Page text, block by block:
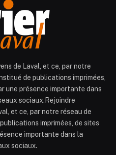
de Laval, et ce, par notre
de publications imprimées,
une présence importante dans
sociaux.Rejoindre
et ce, par notre réseau de
imprimées, de sites
importante dans la
sociaux.